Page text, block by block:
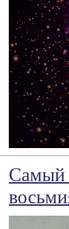
Самый